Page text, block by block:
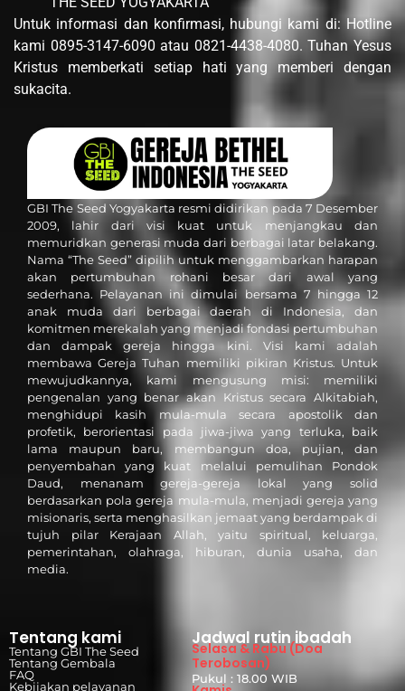
Untuk informasi dan konfirmasi, hubungi kami di: Hotline
kami 0895-3147-6090 atau 0821-4438-4080. Tuhan Yesus
Kristus memberkati setiap hati yang memberi dengan
sukacita.
GBI The Seed Yogyakarta resmi didirikan pada 7 Desember
2009, lahir dari visi kuat untuk menjangkau dan
memuridkan generasi muda dari berbagai latar belakang.
Nama “The Seed” dipilih untuk menggambarkan harapan
akan pertumbuhan rohani besar dari awal yang
sederhana. Pelayanan ini dimulai bersama 7 hingga 12
anak muda dari berbagai daerah di Indonesia, dan
komitmen merekalah yang menjadi fondasi pertumbuhan
dan dampak gereja hingga kini. Visi kami adalah
membawa Gereja Tuhan memiliki pikiran Kristus. Untuk
mewujudkannya, kami mengusung misi: memiliki
pengenalan yang benar akan Kristus secara Alkitabiah,
menghidupi kasih mula-mula secara apostolik dan
profetik, berorientasi pada jiwa-jiwa yang terluka, baik
lama maupun baru, membangun doa, pujian, dan
penyembahan yang kuat melalui pemulihan Pondok
Daud, menanam gereja-gereja lokal yang solid
berdasarkan pola gereja mula-mula, menjadi gereja yang
misionaris, serta menghasilkan jemaat yang berdampak di
tujuh pilar Kerajaan Allah, yaitu spiritual, keluarga,
pemerintahan, olahraga, hiburan, dunia usaha, dan
media.
Tentang kami
Tentang GBI The Seed
Tentang Gembala
FAQ
Kebijakan pelayanan
Jadwal rutin ibadah
Selasa & Rabu (Doa
Terobosan)
Pukul : 18.00 WIB